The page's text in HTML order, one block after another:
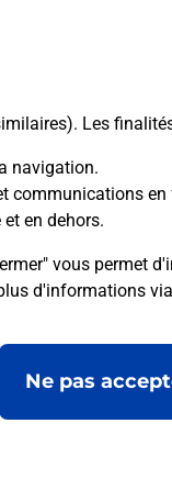
Les
navigation.
communications
en dehors.
vous permet
d'informations via
Ne pasaux